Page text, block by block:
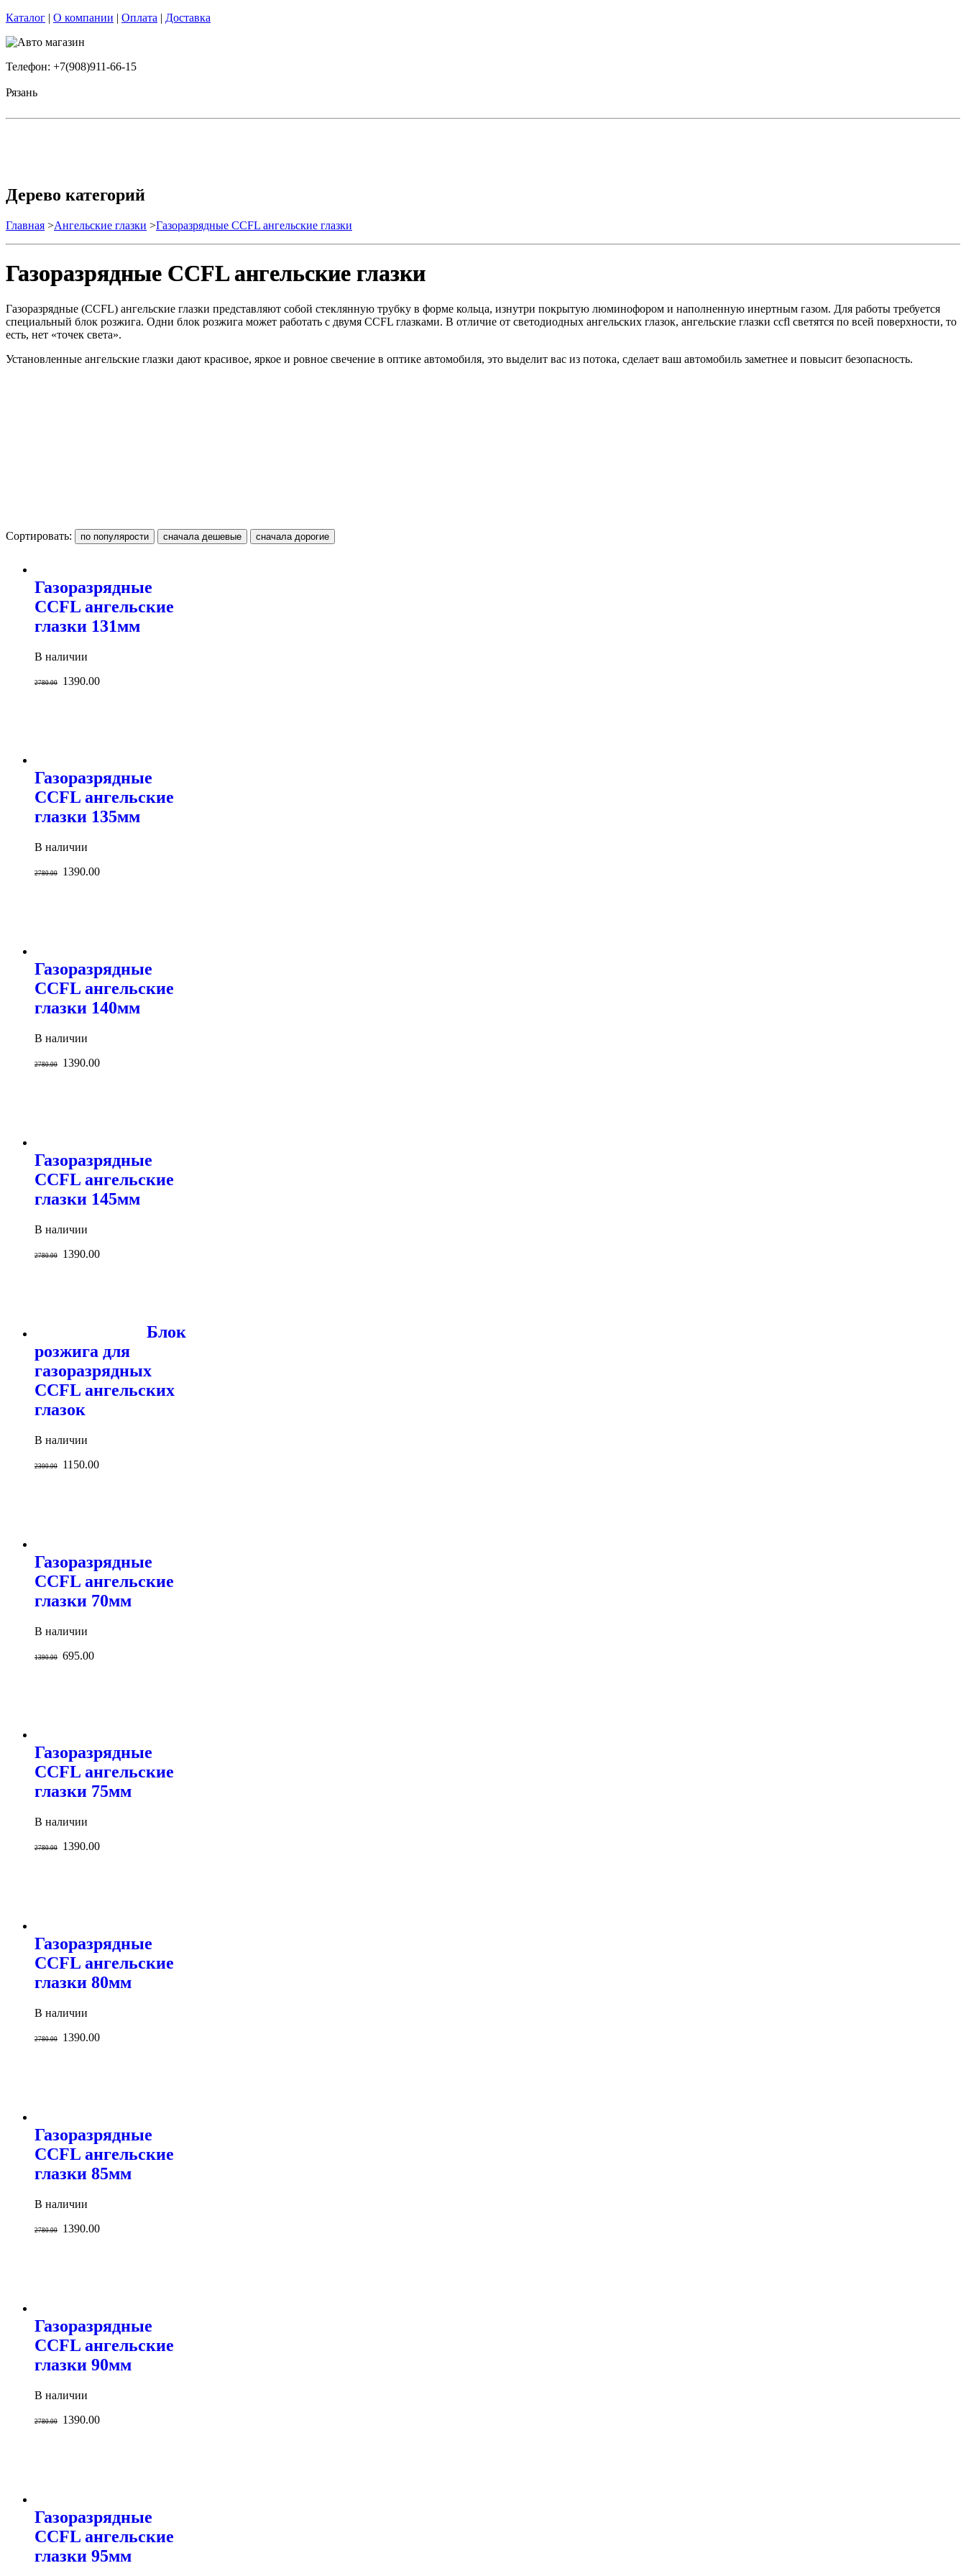
Каталог | О компании | Оплата | Доставка
Телефон: +7(908)911-66-15
Рязань
Дерево категорий
Главная >Ангельские глазки >Газоразрядные CCFL ангельские глазки
Газоразрядные CCFL ангельские глазки
Газоразрядные (CCFL) ангельские глазки представляют собой стеклянную трубку в форме кольца, изнутри покрытую люминофором и наполненную инертным газом. Для работы требуется
специальный блок розжига. Одни блок розжига может работать с двумя CCFL глазками. В отличие от светодиодных ангельских глазок, ангельские глазки ccfl светятся по всей поверхности, то
есть, нет «точек света».
Установленные ангельские глазки дают красивое, яркое и ровное свечение в оптике автомобиля, это выделит вас из потока, сделает ваш автомобиль заметнее и повысит безопасность.
Сортировать:
Газоразрядные
CCFL ангельские
глазки 131мм
В наличии
2780.00 1390.00
Газоразрядные
CCFL ангельские
глазки 135мм
В наличии
2780.00 1390.00
Газоразрядные
CCFL ангельские
глазки 140мм
В наличии
2780.00 1390.00
Газоразрядные
CCFL ангельские
глазки 145мм
В наличии
2780.00 1390.00
Блок
розжига для
газоразрядных
CCFL ангельских
глазок
В наличии
2300.00 1150.00
Газоразрядные
CCFL ангельские
глазки 70мм
В наличии
1390.00 695.00
Газоразрядные
CCFL ангельские
глазки 75мм
В наличии
2780.00 1390.00
Газоразрядные
CCFL ангельские
глазки 80мм
В наличии
2780.00 1390.00
Газоразрядные
CCFL ангельские
глазки 85мм
В наличии
2780.00 1390.00
Газоразрядные
CCFL ангельские
глазки 90мм
В наличии
2780.00 1390.00
Газоразрядные
CCFL ангельские
глазки 95мм